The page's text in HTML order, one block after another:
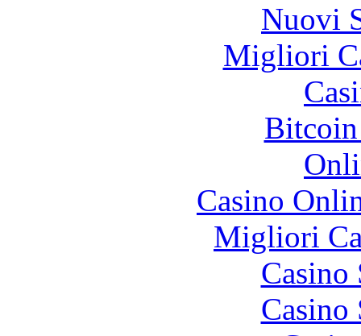
Nuovi
Migliori
Casino
Migliori
Casino
Casino